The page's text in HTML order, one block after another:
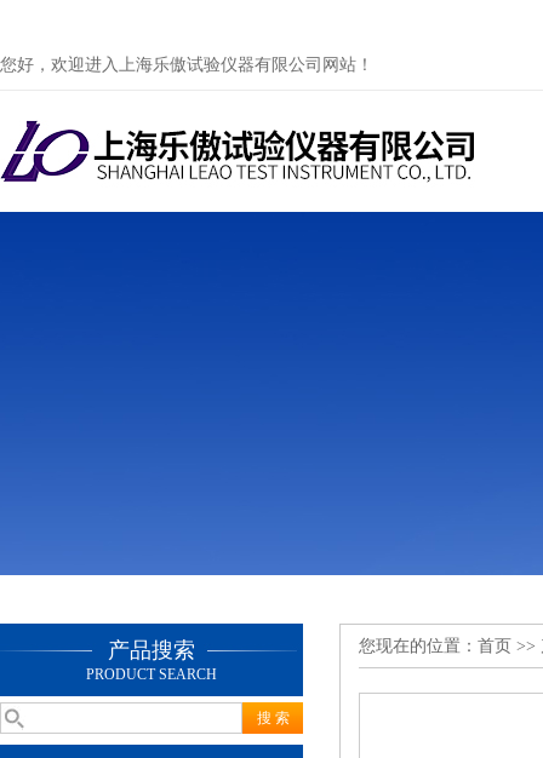
您好，欢迎进入上海乐傲试验仪器有限公司网站！
产品搜索
PRODUCT SEARCH
您现在的位置： 首页 >>